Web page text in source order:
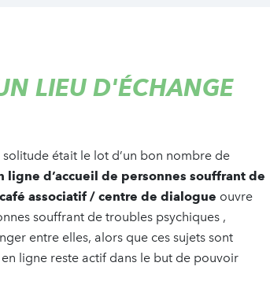
LIEU D'ÉCHANGE
était le lot d’un bon nombre de
ligne d’accueil de personnes souffrant de
café associatif / centre de dialogue ouvre
souffrant de troubles psychiques ,
entre elles, alors que ces sujets sont
ligne reste actif dans le but de pouvoir